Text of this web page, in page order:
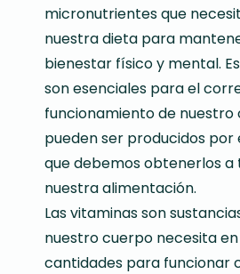
micronutrientes que
nuestra dieta para
bienestar físico y mental.
son esenciales para el
funcionamiento de nuestro
pueden ser producidos por
que debemos obtenerlos a
nuestra alimentación.
Las vitaminas son
nuestro cuerpo necesita
cantidades para funcionar